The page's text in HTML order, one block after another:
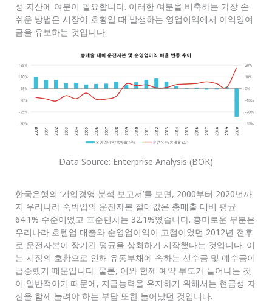
성 자산에 여분이 필요합니다. 이러한 여분을 비축하는 가장 손
쉬운 방법은 시장이 호황일 때 발생하는 영업이익에서 이익잉여
금을 유보하는 것입니다.
Data Source: Enterprise Analysis (BOK)
한국은행의 ‘기업경영 분석 보고서’를 보면, 2000부터 2020년까
지 우리나라 숙박업의 운전자본 절대값은 총매출 대비 평균
64.1% 수준이었고 표준편차는 32.1%였습니다. 흥미로운 부분은
우리나라 호텔업 매출와 순영업이익이 고점이었던 2012년 전후
로 운전자본이 장기간 평균을 상회하기 시작했다는 것입니다. 이
는 시장의 호황으로 인해 유동부채에 속하는 선수금 및 예수금이
급증했기 때문입니다. 물론, 이와 함께 예약 부도가 늘어나는 것
이 일반적이기 때문에, 지급능력을 유지하기 위해서는 현금성 자
산을 함께 늘려야 하는 부담 또한 늘어났던 것입니다.